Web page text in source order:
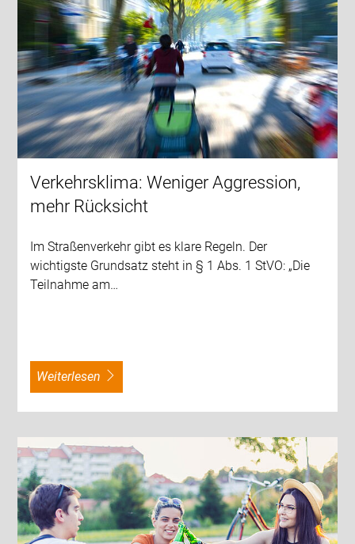
Verkehrsklima: Weniger Aggression,
mehr Rücksicht
Im Straßenverkehr gibt es klare Regeln. Der
wichtigste Grundsatz steht in § 1 Abs. 1 StVO: „Die
Teilnahme am…
weiterlesen